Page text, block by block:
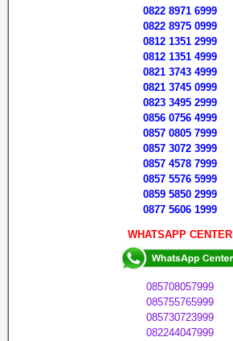
0822 8971 6999
0822 8975 0999
0812 1351 2999
0812 1351 4999
0821 3743 4999
0821 3745 0999
0823 3495 2999
0856 0756 4999
0857 0805 7999
0857 3072 3999
0857 4578 7999
0857 5576 5999
0859 5850 2999
0877 5606 1999
WHATSAPP CENTER
085708057999
085755765999
085730723999
082244047999